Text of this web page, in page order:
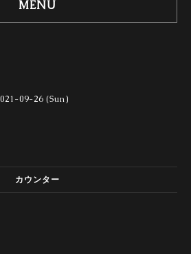
MENU
09-26 (Sun)
カウンター